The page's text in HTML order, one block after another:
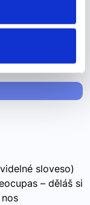
osobách: la
cuestan – ty
sloveso)
– děláš si